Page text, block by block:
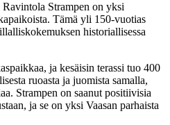
Ravintola Strampen on yksi
Tämä yli 150-vuotias
historiallisessa
ja kesäisin terassi tuo 400
ruoasta ja juomista samalla,
Strampen on saanut positiivisia
ja se on yksi Vaasan parhaista